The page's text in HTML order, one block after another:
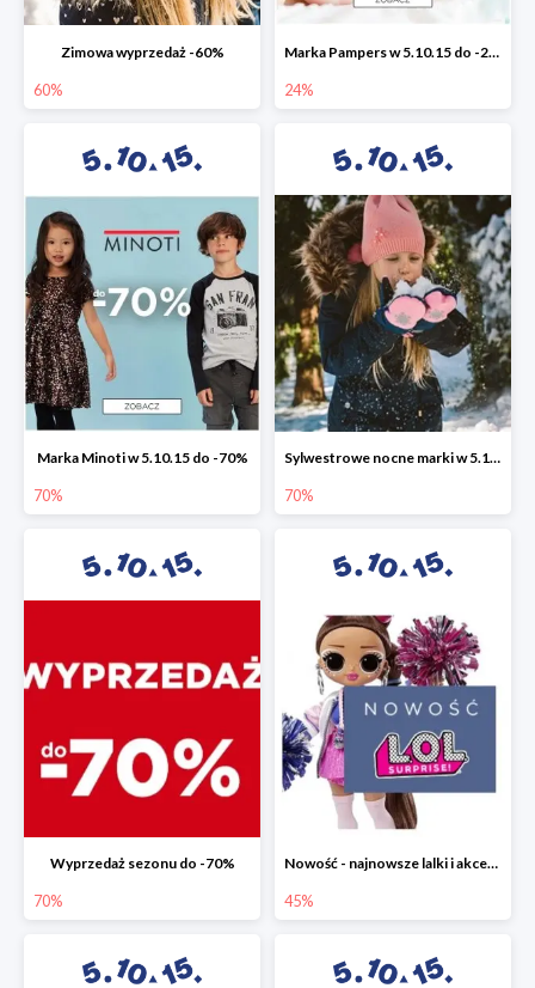
Zimowa wyprzedaż -60%
60%
Marka Pampers w 5.10.15 do -24%
24%
Marka Minoti w 5.10.15 do -70%
70%
Sylwestrowe nocne marki w 5.10.15 do -70%
70%
Wyprzedaż sezonu do -70%
70%
Nowość - najnowsze lalki i akcesoria L.O.L. w 5.10.15 do -45%
45%